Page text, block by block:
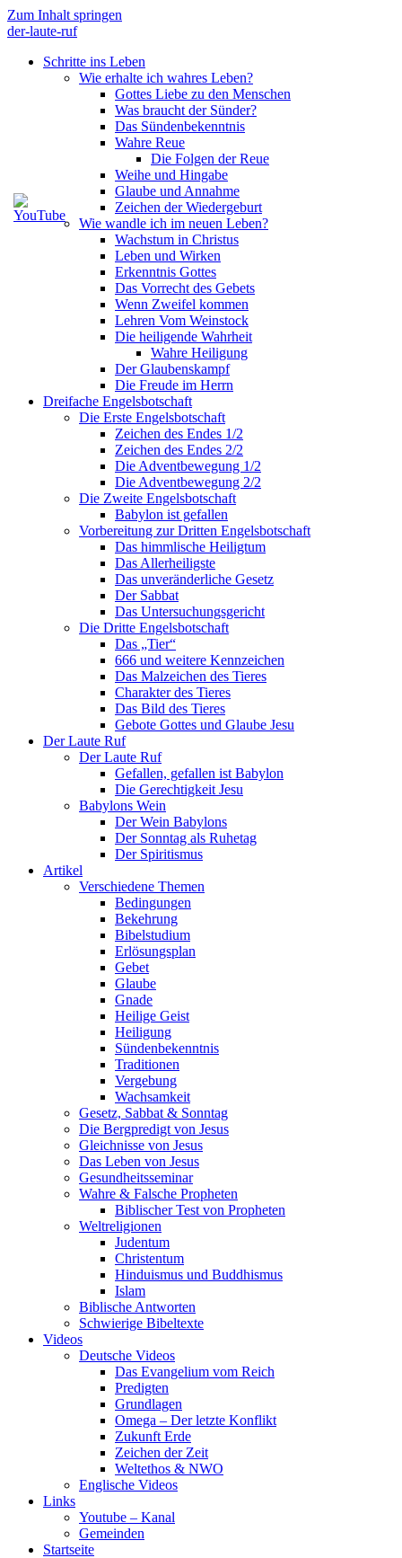
Zum Inhalt springen
der-laute-ruf
Schritte ins Leben
Wie erhalte ich wahres Leben?
Gottes Liebe zu den Menschen
Was braucht der Sünder?
Das Sündenbekenntnis
Wahre Reue
Die Folgen der Reue
Weihe und Hingabe
Glaube und Annahme
Zeichen der Wiedergeburt
Wie wandle ich im neuen Leben?
Wachstum in Christus
Leben und Wirken
Erkenntnis Gottes
Das Vorrecht des Gebets
Wenn Zweifel kommen
Lehren Vom Weinstock
Die heiligende Wahrheit
Wahre Heiligung
Der Glaubenskampf
Die Freude im Herrn
Dreifache Engelsbotschaft
Die Erste Engelsbotschaft
Zeichen des Endes 1/2
Zeichen des Endes 2/2
Die Adventbewegung 1/2
Die Adventbewegung 2/2
Die Zweite Engelsbotschaft
Babylon ist gefallen
Vorbereitung zur Dritten Engelsbotschaft
Das himmlische Heiligtum
Das Allerheiligste
Das unveränderliche Gesetz
Der Sabbat
Das Untersuchungsgericht
Die Dritte Engelsbotschaft
Das „Tier“
666 und weitere Kennzeichen
Das Malzeichen des Tieres
Charakter des Tieres
Das Bild des Tieres
Gebote Gottes und Glaube Jesu
Der Laute Ruf
Der Laute Ruf
Gefallen, gefallen ist Babylon
Die Gerechtigkeit Jesu
Babylons Wein
Der Wein Babylons
Der Sonntag als Ruhetag
Der Spiritismus
Artikel
Verschiedene Themen
Bedingungen
Bekehrung
Bibelstudium
Erlösungsplan
Gebet
Glaube
Gnade
Heilige Geist
Heiligung
Sündenbekenntnis
Traditionen
Vergebung
Wachsamkeit
Gesetz, Sabbat & Sonntag
Die Bergpredigt von Jesus
Gleichnisse von Jesus
Das Leben von Jesus
Gesundheitsseminar
Wahre & Falsche Propheten
Biblischer Test von Propheten
Weltreligionen
Judentum
Christentum
Hinduismus und Buddhismus
Islam
Biblische Antworten
Schwierige Bibeltexte
Videos
Deutsche Videos
Das Evangelium vom Reich
Predigten
Grundlagen
Omega – Der letzte Konflikt
Zukunft Erde
Zeichen der Zeit
Weltethos & NWO
Englische Videos
Links
Youtube – Kanal
Gemeinden
Startseite